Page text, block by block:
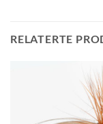
RELATERTE